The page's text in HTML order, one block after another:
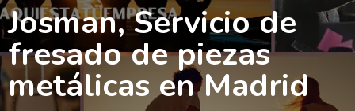
Josman, Servicio de
fresado de piezas
metálicas en Madrid